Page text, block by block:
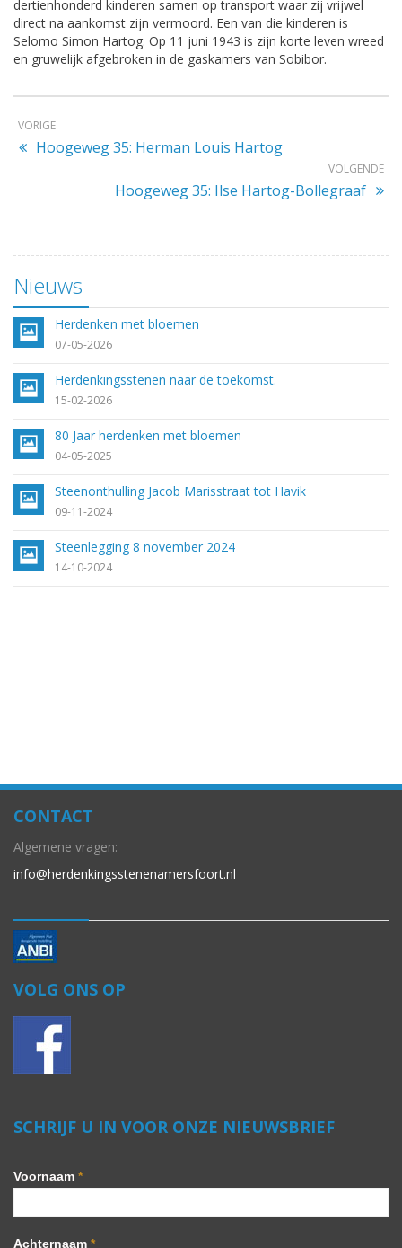
dertienhonderd kinderen samen op transport waar zij vrijwel
direct na aankomst zijn vermoord. Een van die kinderen is
Selomo Simon Hartog. Op 11 juni 1943 is zijn korte leven wreed
en gruwelijk afgebroken in de gaskamers van Sobibor.
VORIGE
Hoogeweg 35: Herman Louis Hartog
VOLGENDE
Hoogeweg 35: Ilse Hartog-Bollegraaf
Nieuws
Herdenken met bloemen
07-05-2026
Herdenkingsstenen naar de toekomst.
15-02-2026
80 Jaar herdenken met bloemen
04-05-2025
Steenonthulling Jacob Marisstraat tot Havik
09-11-2024
Steenlegging 8 november 2024
14-10-2024
CONTACT
Algemene vragen:
info@herdenkingsstenenamersfoort.nl
VOLG ONS OP
SCHRIJF U IN VOOR ONZE NIEUWSBRIEF
Voornaam *
Achternaam *